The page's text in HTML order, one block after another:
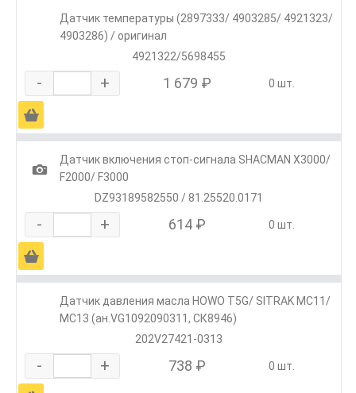
Датчик температуры (2897333/ 4903285/ 4921323/
4903286) / оригинал
4921322/5698455
- + 1 679 ₽ 0 шт.
Ä
1
Датчик включения стоп-сигнала SHACMAN X3000/
F2000/ F3000
DZ93189582550 / 81.25520.0171
- + 614 ₽ 0 шт.
Ä
Датчик давления масла HOWO T5G/ SITRAK MC11/
MC13 (ан.VG1092090311, СК8946)
202V27421-0313
- + 738 ₽ 0 шт.